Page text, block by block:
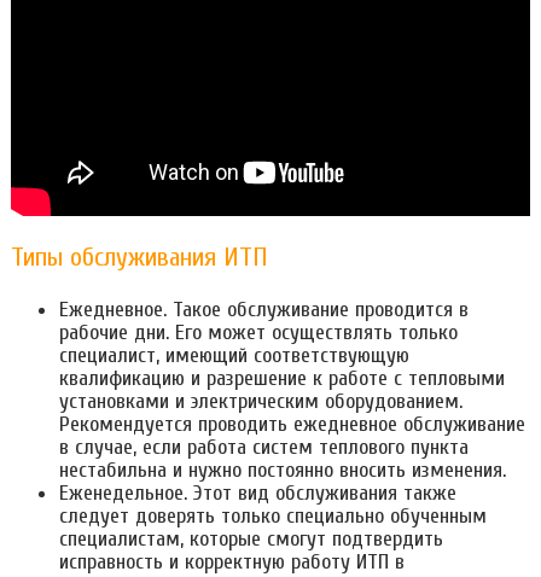
Типы обслуживания ИТП
Ежедневное. Такое обслуживание проводится в
рабочие дни. Его может осуществлять только
специалист, имеющий соответствующую
квалификацию и разрешение к работе с тепловыми
установками и электрическим оборудованием.
Рекомендуется проводить ежедневное обслуживание
в случае, если работа систем теплового пункта
нестабильна и нужно постоянно вносить изменения.
Еженедельное. Этот вид обслуживания также
следует доверять только специально обученным
специалистам, которые смогут подтвердить
исправность и корректную работу ИТП в